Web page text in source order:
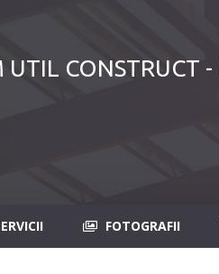
UTIL
FOTOGRAFII